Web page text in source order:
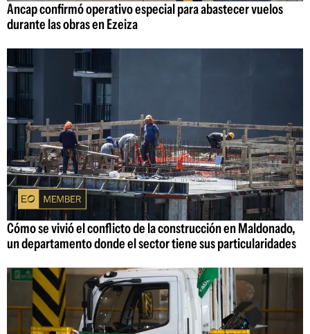
Ancap confirmó operativo especial para abastecer vuelos
durante las obras en Ezeiza
Cómo se vivió el conflicto de la construcción en Maldonado,
un departamento donde el sector tiene sus particularidades